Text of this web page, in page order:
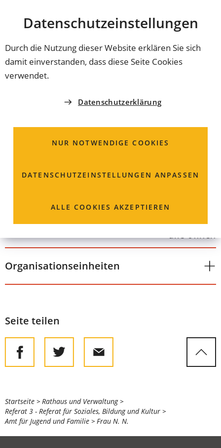
Datenschutz­einstellungen
Durch die Nutzung dieser Website erklären Sie sich
damit einverstanden, dass diese Seite Cookies
verwendet.
Datenschutzerklärung
NUR NOTWENDIGE COOKIES
DATENSCHUTZ­EINSTELLUNGEN ANPASSEN
ALLE COOKIES AKZEPTIEREN
INHALT ANSPRINGEN
Coburg
AMT FÜR JUGEND UND FAMILIE
Grundschule Creidlitz
09561 89-0
alle öffnen
Organisationseinheiten
Seite teilen
Sie
befinden
sich
Startseite
Rathaus und Verwaltung
Referat 3 - Referat für Soziales, Bildung und Kultur
Amt für Jugend und Familie
Frau N. N.